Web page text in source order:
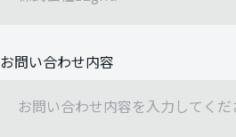
お問い合わせ内容